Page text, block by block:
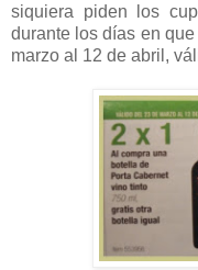
siquiera piden los
durante los días en
marzo al 12 de abril,